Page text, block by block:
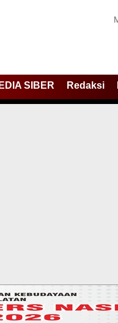
SIBER Redaksi